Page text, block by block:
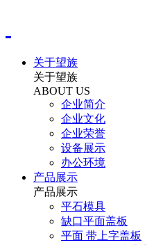
关于望族
关于望族
ABOUT US
企业简介
企业文化
企业荣誉
设备展示
办公环境
产品展示
产品展示
平石模具
缺口平面盖板
平面 带上字盖板